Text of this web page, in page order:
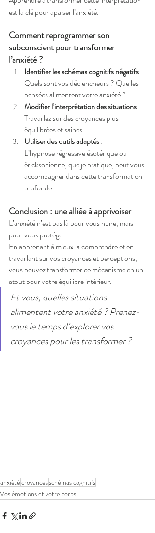
est la clé pour apaiser l’anxiété.
Comment reprogrammer son
subconscient pour transformer
l’anxiété ?
Identifier les schémas cognitifs négatifs :
Quels sont vos déclencheurs ? Quelles
pensées alimentent votre anxiété ?
Modifier l’interprétation des situations :
Travaillez sur des croyances plus
équilibrées et saines.
Utiliser des outils adaptés :
L’hypnose régressive ésotérique ou
éricksonienne, que je pratique, peut vous
accompagner dans cette transformation
profonde.
Conclusion : une alliée à apprivoiser
L’anxiété n’est pas là pour vous nuire, mais
pour vous protéger.
En apprenant à mieux la comprendre et en
travaillant sur vos croyances et perceptions,
vous pouvez transformer ce mécanisme en un
atout pour votre équilibre intérieur.
Et vous, quelles situations
alimentent votre anxiété ? Prenez-
vous le temps d’explorer vos
croyances pour les transformer ?
anxiétécroyancesschémas cognitifs
Vos émotions et votre corps